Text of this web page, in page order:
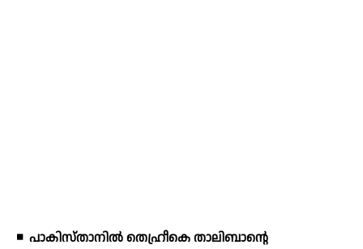
◾ പാകിസ്താനില്‍ തെഹ്രീകെ താലിബാന്റെ